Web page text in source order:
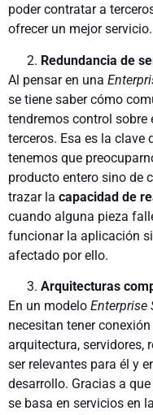
poder contratar a
ofrecer un mejor servicio.
Redundancia de
Al pensar en una
se tiene saber cómo
tendremos control sobre
terceros. Esa es la clave
tenemos que
producto entero sino de
trazar la capacidad de
cuando alguna pieza
funcionar la aplicación
afectado por ello.
Arquitecturas
En un modelo Enterprise
necesitan tener
arquitectura, servidores,
ser relevantes para él y
desarrollo. Gracias a
se basa en servicios en